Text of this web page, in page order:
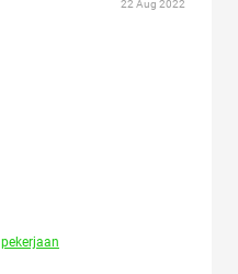
22 Aug 2022
pekerjaan